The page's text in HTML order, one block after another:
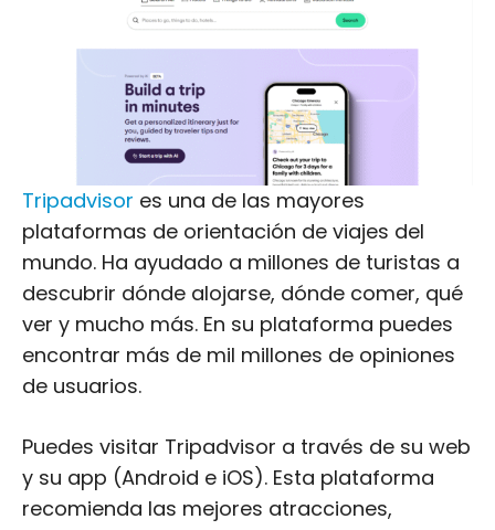
Tripadvisor es una de las mayores
plataformas de orientación de viajes del
mundo. Ha ayudado a millones de turistas a
descubrir dónde alojarse, dónde comer, qué
ver y mucho más. En su plataforma puedes
encontrar más de mil millones de opiniones
de usuarios.
Puedes visitar Tripadvisor a través de su web
y su app (Android e iOS). Esta plataforma
recomienda las mejores atracciones,